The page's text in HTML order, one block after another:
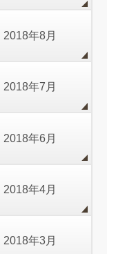
2018年8月
2018年7月
2018年6月
2018年4月
2018年3月